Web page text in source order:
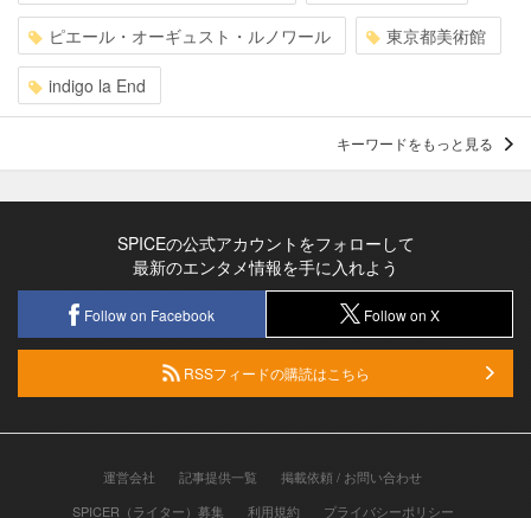
ピエール・オーギュスト・ルノワール 東京都美術館
indigo la End
キーワードをもっと見る
SPICEの公式アカウントをフォローして
最新のエンタメ情報を手に入れよう
Follow on Facebook Follow on X
RSSフィードの購読はこちら
運営会社 記事提供一覧
掲載依頼 / お問い合わせ
SPICER（ライター）募集
利用規約 プライバシーポリシー